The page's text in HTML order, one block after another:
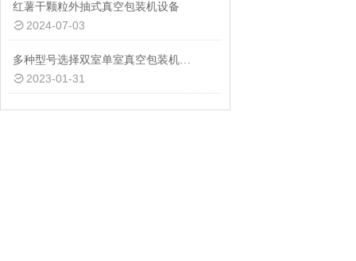
红薯干颗粒外抽式真空包装机设备
2024-07-03
多种型号选择双室单室真空包装机供应商
2023-01-31